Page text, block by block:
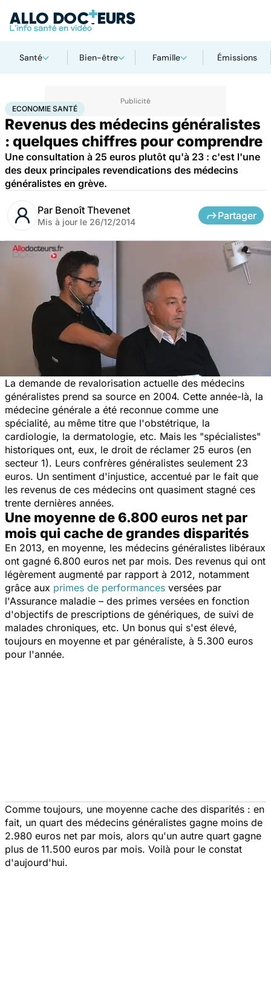
Santé Bien-être Famille Émissions
AccueilSantéSociété Santé publiqueEconomie santé
ECONOMIE SANTÉ
Revenus des médecins généralistes
: quelques chiffres pour comprendre
Une consultation à 25 euros plutôt qu'à 23 : c'est l'une
des deux principales revendications des médecins
généralistes en grève.
Par Benoît Thevenet
Mis à jour le 26/12/2014
Partager
La demande de revalorisation actuelle des médecins
généralistes prend sa source en 2004. Cette année-là, la
médecine générale a été reconnue comme une
spécialité, au même titre que l'obstétrique, la
cardiologie, la dermatologie, etc. Mais les "spécialistes"
historiques ont, eux, le droit de réclamer 25 euros (en
secteur 1). Leurs confrères généralistes seulement 23
euros. Un sentiment d'injustice, accentué par le fait que
les revenus de ces médecins ont quasiment stagné ces
trente dernières années.
Une moyenne de 6.800 euros net par
mois qui cache de grandes disparités
En 2013, en moyenne, les médecins généralistes libéraux
ont gagné 6.800 euros net par mois. Des revenus qui ont
légèrement augmenté par rapport à 2012, notamment
grâce aux primes de performances versées par
l'Assurance maladie – des primes versées en fonction
d'objectifs de prescriptions de génériques, de suivi de
malades chroniques, etc. Un bonus qui s'est élevé,
toujours en moyenne et par généraliste, à 5.300 euros
pour l'année.
Comme toujours, une moyenne cache des disparités : en
fait, un quart des médecins généralistes gagne moins de
2.980 euros net par mois, alors qu'un autre quart gagne
plus de 11.500 euros par mois. Voilà pour le constat
d'aujourd'hui.